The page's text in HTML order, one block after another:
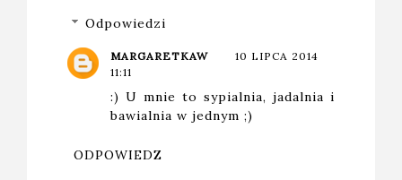
Odpowiedzi
MARGARETKAW
10 LIPCA 2014
11:11
:) U mnie to sypialnia, jadalnia i
bawialnia w jednym ;)
ODPOWIEDZ